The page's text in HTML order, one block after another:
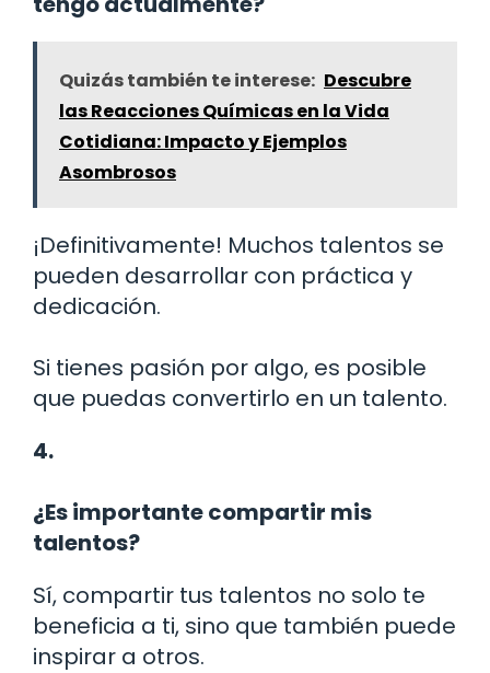
Quizás también te interese: Descubre
las Reacciones Químicas en la Vida
Cotidiana: Impacto y Ejemplos
Asombrosos
¡Definitivamente! Muchos talentos se
pueden desarrollar con práctica y
dedicación.
Si tienes pasión por algo, es posible
que puedas convertirlo en un talento.
4.
¿Es importante compartir mis
talentos?
Sí, compartir tus talentos no solo te
beneficia a ti, sino que también puede
inspirar a otros.